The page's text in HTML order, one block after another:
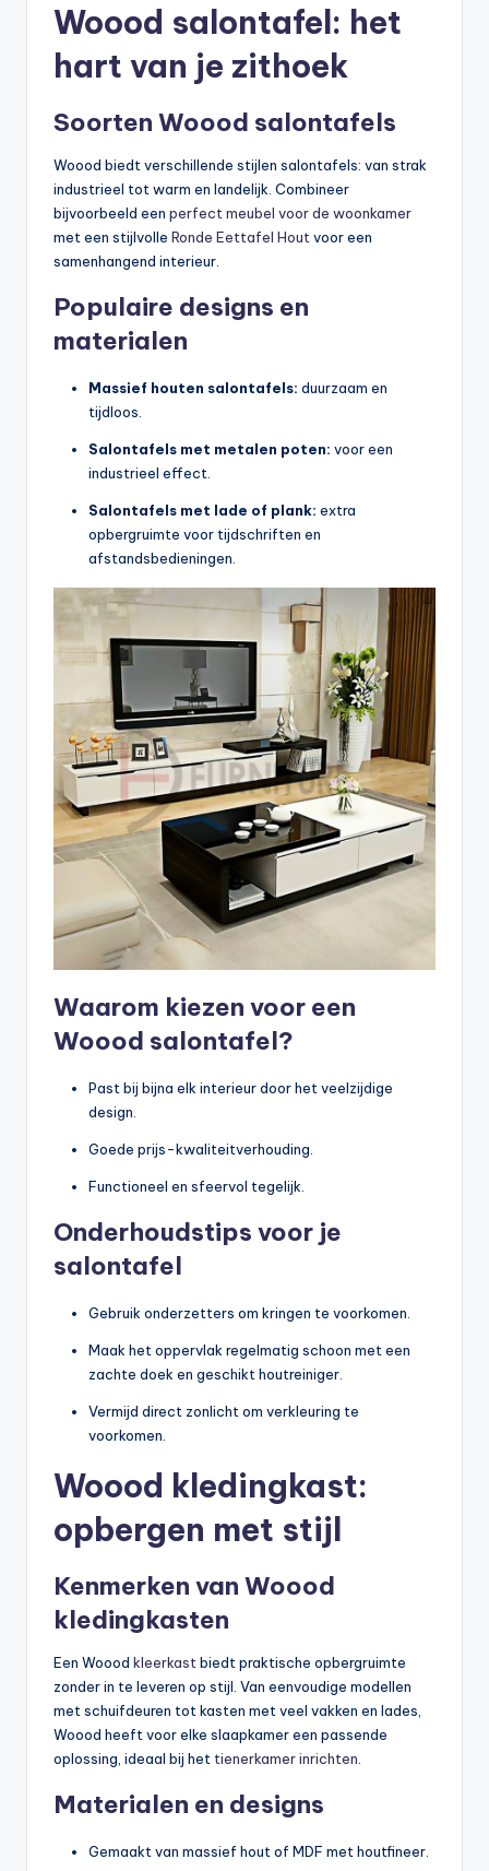
Woood salontafel: het
hart van je zithoek
Soorten Woood salontafels
Woood biedt verschillende stijlen salontafels: van strak
industrieel tot warm en landelijk. Combineer
bijvoorbeeld een perfect meubel voor de woonkamer
met een stijlvolle Ronde Eettafel Hout voor een
samenhangend interieur.
Populaire designs en
materialen
Massief houten salontafels: duurzaam en
tijdloos.
Salontafels met metalen poten: voor een
industrieel effect.
Salontafels met lade of plank: extra
opbergruimte voor tijdschriften en
afstandsbedieningen.
Waarom kiezen voor een
Woood salontafel?
Past bij bijna elk interieur door het veelzijdige
design.
Goede prijs-kwaliteitverhouding.
Functioneel en sfeervol tegelijk.
Onderhoudstips voor je
salontafel
Gebruik onderzetters om kringen te voorkomen.
Maak het oppervlak regelmatig schoon met een
zachte doek en geschikt houtreiniger.
Vermijd direct zonlicht om verkleuring te
voorkomen.
Woood kledingkast:
opbergen met stijl
Kenmerken van Woood
kledingkasten
Een Woood kleerkast biedt praktische opbergruimte
zonder in te leveren op stijl. Van eenvoudige modellen
met schuifdeuren tot kasten met veel vakken en lades,
Woood heeft voor elke slaapkamer een passende
oplossing, ideaal bij het tienerkamer inrichten
Materialen en designs
Gemaakt van massief hout of MDF met houtfineer.